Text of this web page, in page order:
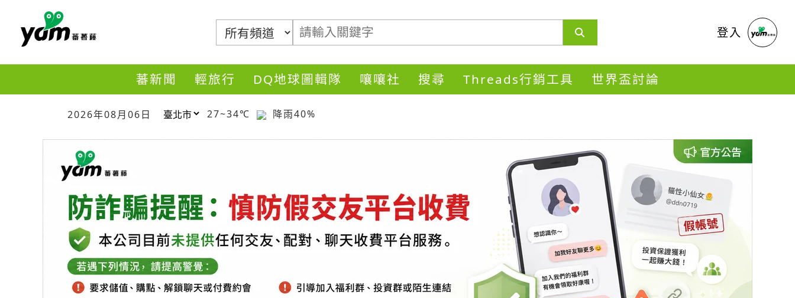
登入
蕃新聞 輕旅行 DQ地球圖輯隊 嚷嚷社 搜尋 Threads行銷工具 世界盃討論
2026年08月06日 27~34℃ 降雨40%